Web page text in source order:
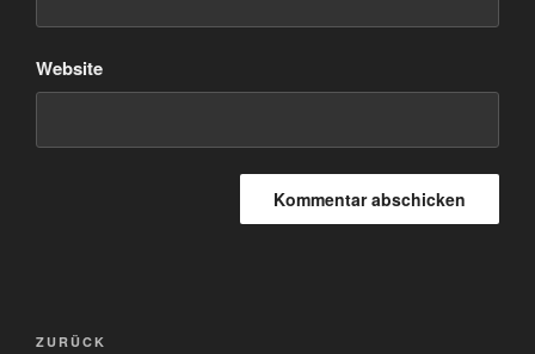
Website
Beitragsnavigation
Vorheriger
ZURÜCK